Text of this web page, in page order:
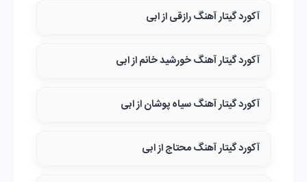
آکورد گیتار آهنگ رازقی از ابی
آکورد گیتار آهنگ خورشید خانم از ابی
آکورد گیتار آهنگ سیاه پوشان از ابی
آکورد گیتار آهنگ محتاج از ابی